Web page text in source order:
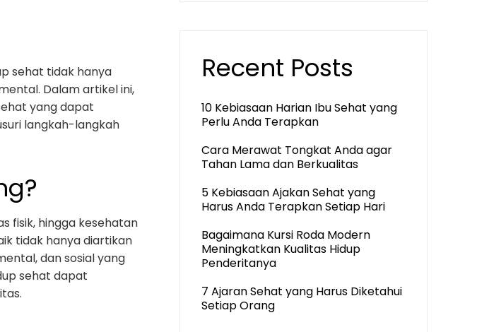
sehat tidak hanya
Dalam artikel ini,
yang dapat
langkah-langkah
fisik, hingga kesehatan
tidak hanya diartikan
dan sosial yang
sehat dapat
Recent Posts
10 Kebiasaan Harian Ibu Sehat yang
Perlu Anda Terapkan
Cara Merawat Tongkat Anda agar
Tahan Lama dan Berkualitas
5 Kebiasaan Ajakan Sehat yang
Harus Anda Terapkan Setiap Hari
Bagaimana Kursi Roda Modern
Meningkatkan Kualitas Hidup
Penderitanya
7 Ajaran Sehat yang Harus Diketahui
Setiap Orang